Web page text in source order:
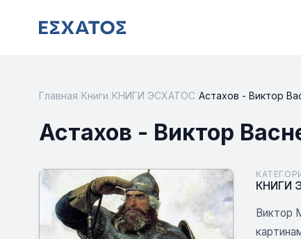
Главная Книги КНИГИ ЭСХАТОС Астахов - Виктор
Астахов - Виктор
КНИГИ
Виктор